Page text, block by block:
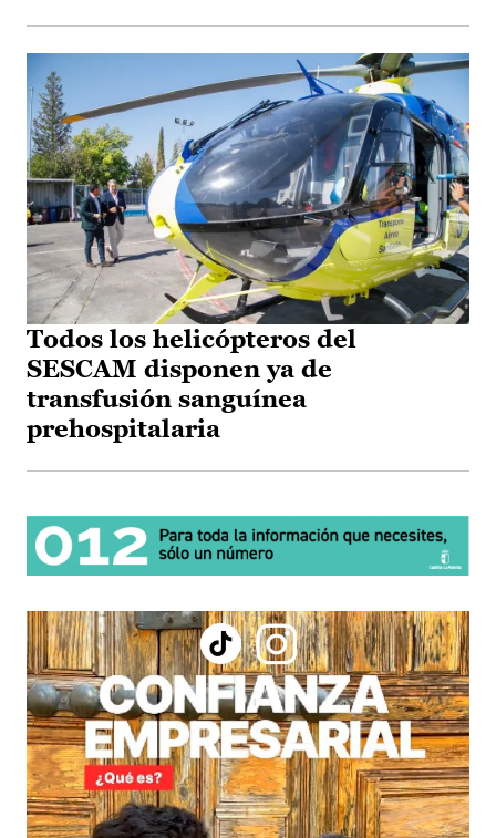
Todos los helicópteros del
SESCAM disponen ya de
transfusión sanguínea
prehospitalaria